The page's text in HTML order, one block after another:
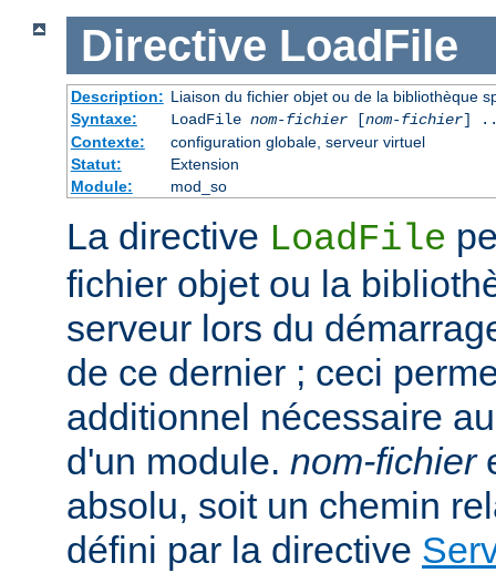
Directive LoadFile
Description: Liaison du fichier objet ou de la bibliothèque
Syntaxe:
LoadFile nom-fichier[nom-fichier]
Contexte:
configuration globale, serveur virtuel
Statut:
Extension
Module:
mod_so
La directive LoadFile
fichier objet ou la
serveur lors du
de ce dernier ; ceci
additionnel nécessaire
d'un module. nom-fichier
absolu, soit un chemin
défini par la directive